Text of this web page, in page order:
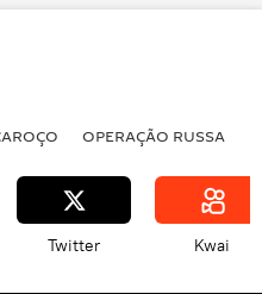
OPERAÇÃO RUSSA
Twitter Kwai